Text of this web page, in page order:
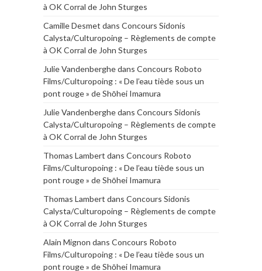
à OK Corral de John Sturges
Camille Desmet dans Concours Sidonis
Calysta/Culturopoing – Règlements de compte
à OK Corral de John Sturges
Julie Vandenberghedans Concours Roboto
Films/Culturopoing : « De l’eau tiède sous un
pont rouge » de Shōhei Imamura
Julie Vandenberghedans Concours Sidonis
Calysta/Culturopoing – Règlements de compte
à OK Corral de John Sturges
Thomas Lambert dans Concours Roboto
Films/Culturopoing : « De l’eau tiède sous un
pont rouge » de Shōhei Imamura
Thomas Lambert dans Concours Sidonis
Calysta/Culturopoing – Règlements de compte
à OK Corral de John Sturges
Alain Mignon dans Concours Roboto
Films/Culturopoing : « De l’eau tiède sous un
pont rouge » de Shōhei Imamura